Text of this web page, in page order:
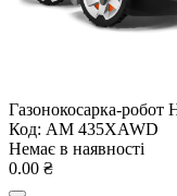
Газонокосарка-
Код: AM 435XAWD
Немає в наявності
0.00 ₴